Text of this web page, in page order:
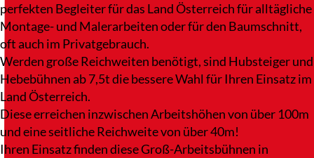
perfekten Begleiter für das Land Österreich für alltägliche
Montage- und Malerarbeiten oder für den Baumschnitt,
oft auch im Privatgebrauch.
Werden große Reichweiten benötigt, sind Hubsteiger und
Hebebühnen ab 7,5t die bessere Wahl für Ihren Einsatz im
Land Österreich.
Diese erreichen inzwischen Arbeitshöhen von über 100m
und eine seitliche Reichweite von über 40m!
Ihren Einsatz finden diese Groß-Arbeitsbühnen in